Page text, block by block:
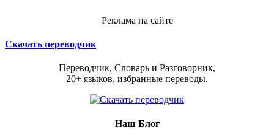
Реклама на сайте
Скачать переводчик
Переводчик, Словарь и Разговорник,
20+ языков, избранные переводы.
Наш Блог